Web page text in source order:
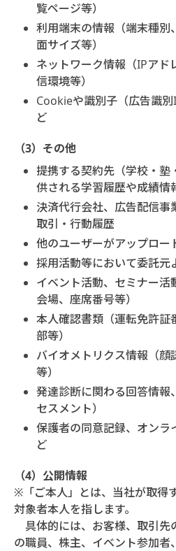
覧ページ等）
利用端末の情報（端末種別
面サイズ等）
ネットワーク情報（IPアド
信環境等）
Cookieや識別子（広告識
ど
（3）その他
提携する契約先（学校・塾
供される学習履歴や成績情
決済代行会社、広告配信事
取引・行動履歴
他のユーザーがアップロー
採用活動等において委託元
イベント活動、セミナー活
会場、座席番号等）
本人確認書類（運転免許証
部等）
バイオメトリクス情報（顔
等）
発達診断に関わる回答情報
セスメント）
保護者の同意記録、オンラ
ど
（4）公開情報
※「ご本人」とは、当社が取得
対象者本人を指します。
具体的には、お客様、取引先
の職員、株主、イベント参加者